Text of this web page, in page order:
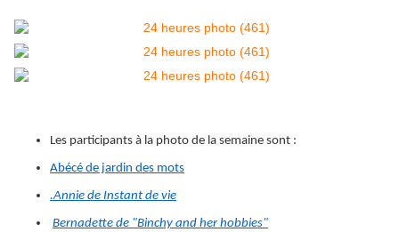
Les participants à la photo de la semaine sont :
Abécé de jardin des mots
.Annie de Instant de vie
Bernadette de "Binchy and her hobbies"